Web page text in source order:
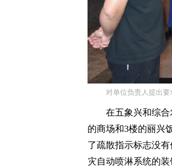
对单位负责人提出要
在五象兴和综
的商场和3楼的丽兴
了疏散指示标志没
灾自动喷淋系统的